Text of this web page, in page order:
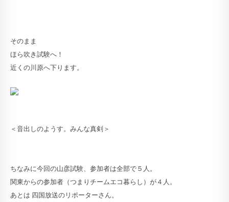
そのまま
ほら吹き試験へ！
近くの川原へ下ります。
＜音出しのようす。みんな真剣＞
ちなみに今回の山彦試験、参加者は全部で５人。
関東からの参加者（つまりチームエコ暮らし）が４人。
あとは 四国放送のリポーターさん。